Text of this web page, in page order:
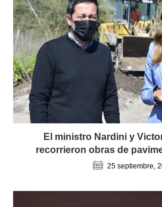
El ministro Nardini y
recorrieron obras de
25 septiembre,